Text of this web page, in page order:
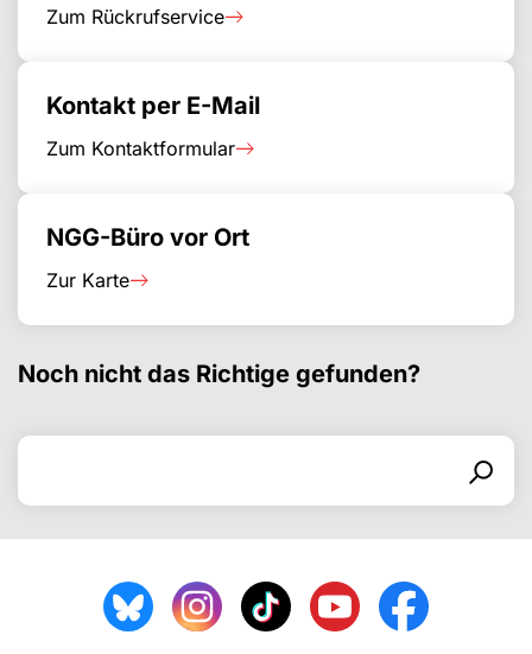
Zum Rückrufservice
Kontakt per E-Mail
Zum Kontaktformular
NGG-Büro vor Ort
Zur Karte
Noch nicht das Richtige gefunden?
Search for
Search